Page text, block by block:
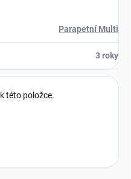
Parapetní Multi
3 roky
této položce.